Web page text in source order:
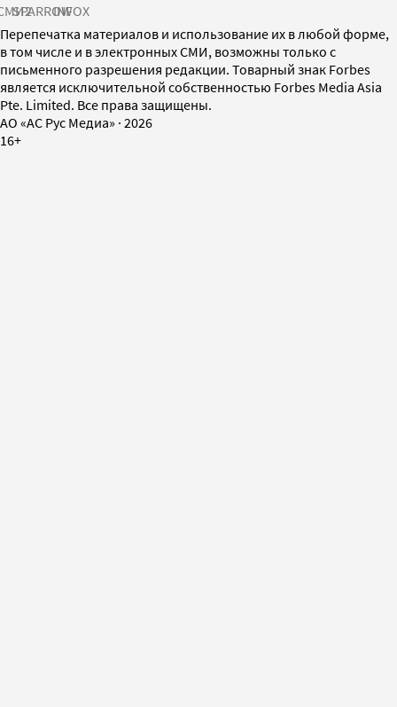
SPARROWINFOX
Перепечатка материалов и использование их в любой форме,
в том числе и в электронных СМИ, возможны только с
письменного разрешения редакции. Товарный знак Forbes
является исключительной собственностью Forbes Media Asia
Pte. Limited. Все права защищены.
AO «АС Рус Медиа» · 2026
16+